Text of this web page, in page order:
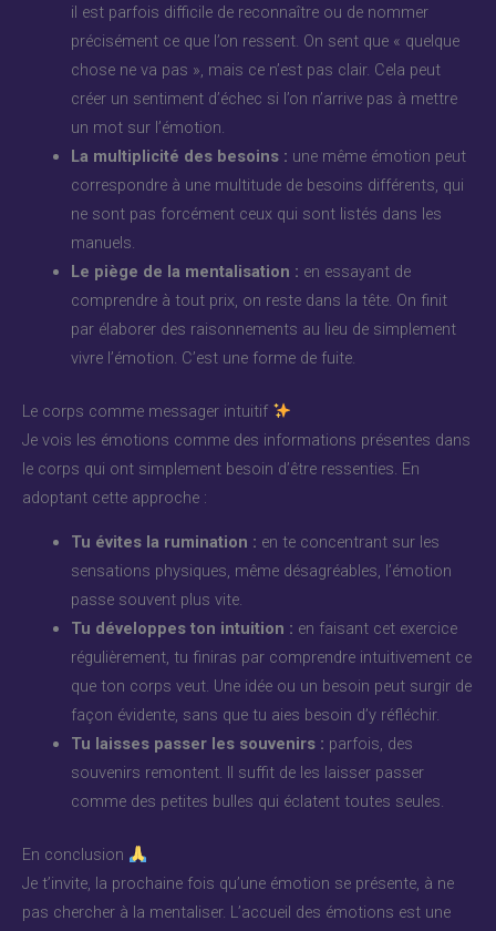
il est parfois difficile de reconnaître ou de nommer
précisément ce que l’on ressent. On sent que « quelque
chose ne va pas », mais ce n’est pas clair. Cela peut
créer un sentiment d’échec si l’on n’arrive pas à mettre
un mot sur l’émotion.
La multiplicité des besoins : une même émotion peut
correspondre à une multitude de besoins différents, qui
ne sont pas forcément ceux qui sont listés dans les
manuels.
Le piège de la mentalisation : en essayant de
comprendre à tout prix, on reste dans la tête. On finit
par élaborer des raisonnements au lieu de simplement
vivre l’émotion. C’est une forme de fuite.
Le corps comme messager intuitif
Je vois les émotions comme des informations présentes dans
le corps qui ont simplement besoin d’être ressenties. En
adoptant cette approche :
Tu évites la rumination : en te concentrant sur les
sensations physiques, même désagréables, l’émotion
passe souvent plus vite.
Tu développes ton intuition : en faisant cet exercice
régulièrement, tu finiras par comprendre intuitivement ce
que ton corps veut. Une idée ou un besoin peut surgir de
façon évidente, sans que tu aies besoin d’y réfléchir.
Tu laisses passer les souvenirs : parfois, des
souvenirs remontent. Il suffit de les laisser passer
comme des petites bulles qui éclatent toutes seules.
En conclusion
Je t’invite, la prochaine fois qu’une émotion se présente, à ne
pas chercher à la mentaliser. L’accueil des émotions est une